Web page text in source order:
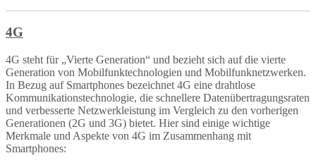
4G
4G steht für „Vierte Generation“ und bezieht sich auf die vierte
Generation von Mobilfunktechnologien und Mobilfunknetzwerken.
In Bezug auf Smartphones bezeichnet 4G eine drahtlose
Kommunikationstechnologie, die schnellere Datenübertragungsraten
und verbesserte Netzwerkleistung im Vergleich zu den vorherigen
Generationen (2G und 3G) bietet. Hier sind einige wichtige
Merkmale und Aspekte von 4G im Zusammenhang mit
Smartphones: